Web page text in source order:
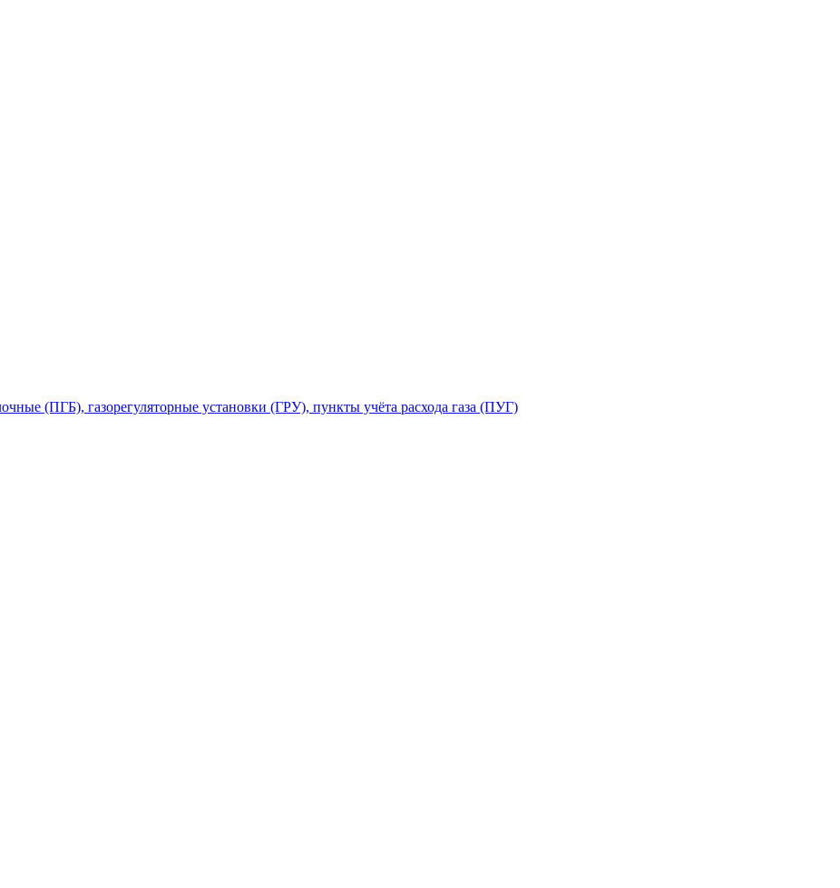
(ПГБ), газорегуляторные установки (ГРУ), пункты учёта расхода газа (ПУГ)